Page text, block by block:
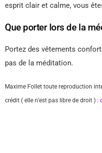
esprit clair et calme, vous
Que porter lors de la
Portez des vêtements
pas de la méditation.
Maxime Follet toute reproduction
crédit ( elle n’est pas libre de droit ) :